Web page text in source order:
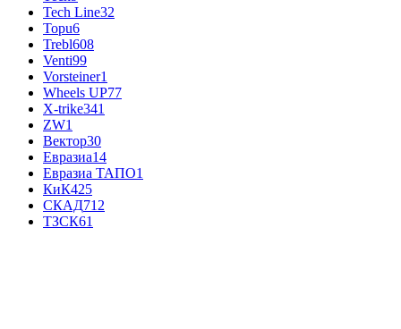
Tech Line32
Topu6
Trebl608
Venti99
Vorsteiner1
Wheels UP77
X-trike341
ZW1
Вектор30
Евразиа14
Евразиа ТАПО1
КиК425
СКАД712
ТЗСК61